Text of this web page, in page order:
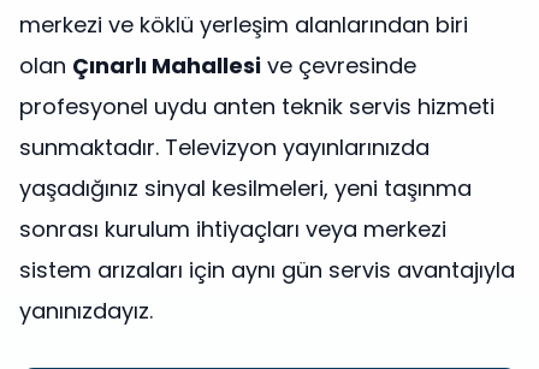
merkezi ve köklü yerleşim alanlarından biri
olan Çınarlı Mahallesi ve çevresinde
profesyonel uydu anten teknik servis hizmeti
sunmaktadır. Televizyon yayınlarınızda
yaşadığınız sinyal kesilmeleri, yeni taşınma
sonrası kurulum ihtiyaçları veya merkezi
sistem arızaları için aynı gün servis avantajıyla
yanınızdayız.